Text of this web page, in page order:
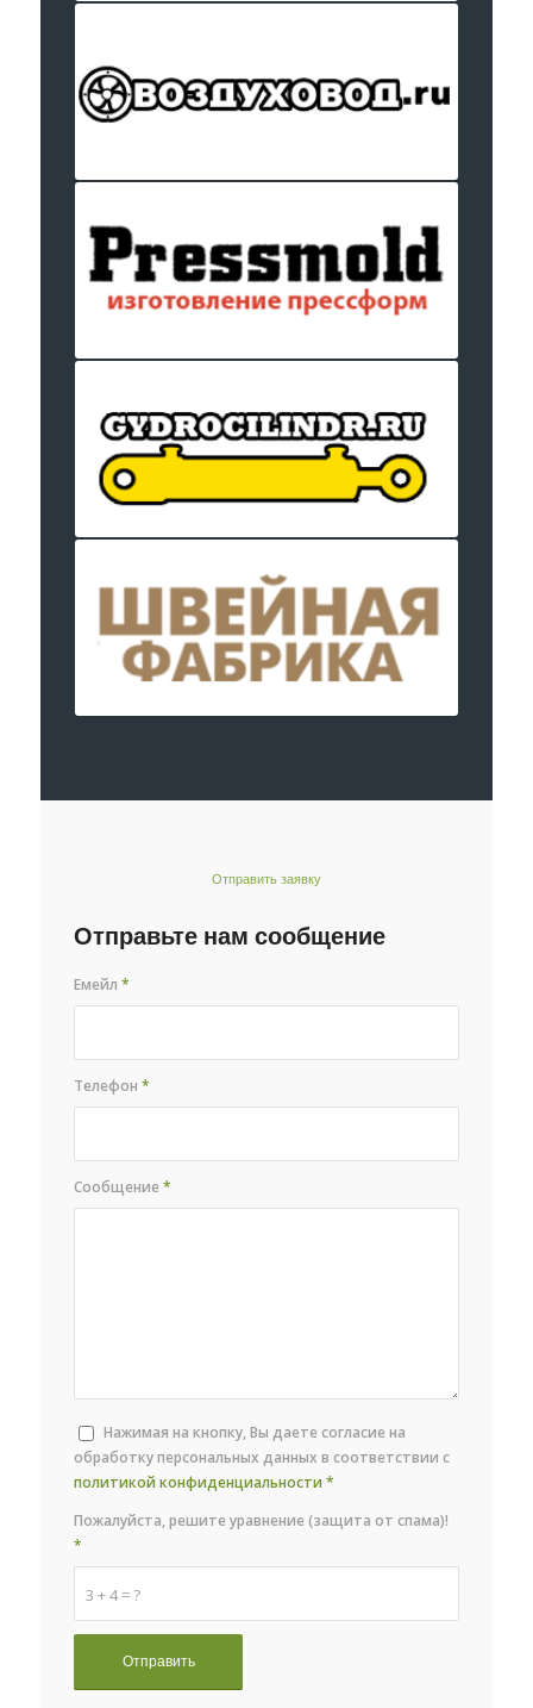
Отправить заявку
Отправьте нам сообщение
Емейл*
Телефон*
Сообщение*
Нажимая на кнопку, Вы даете согласие на
обработку персональных данных в соответствии с
политикой конфиденциальности *
3 + 4 = ?
Пожалуйста, решите уравнение (защита от спама)!
*